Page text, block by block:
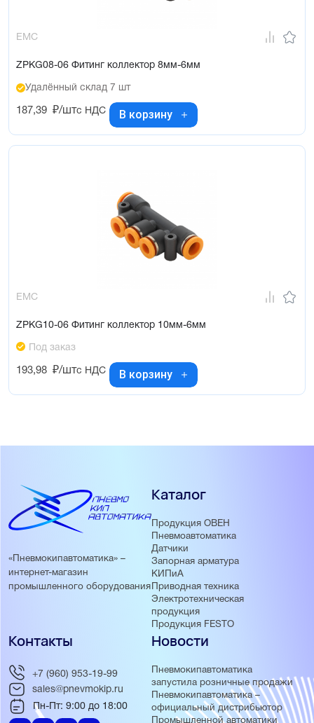
EMC
ZPKG08-06 Фитинг коллектор 8мм-6мм
Удалённый склад 7 шт
187,39 ₽/штс НДС В корзину
EMC
ZPKG10-06 Фитинг коллектор 10мм-6мм
Под заказ
193,98 ₽/штс НДС В корзину
«Пневмокипавтоматика» –
интернет-магазин
промышленного оборудования
Каталог
Продукция ОВЕН
Пневмоавтоматика
Датчики
Запорная арматура
КИПиА
Приводная техника
Электротехническая
продукция
Продукция FESTO
Новости
Пневмокипавтоматика
запустила розничные продажи
Пневмокипавтоматика –
официальный дистрибьютор
Промышленной автоматики
Контакты
+7 (960) 953-19-99
sales@pnevmokip.ru
Пн-Пт: 9:00 до 18:00